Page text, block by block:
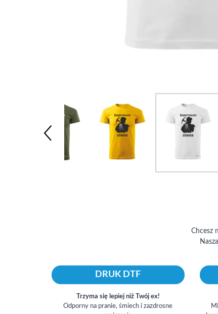
Chcesz
DRUK DTF
Trzyma się lepiej niż Twój ex!
Odporny na pranie, śmiech i zazdrosne